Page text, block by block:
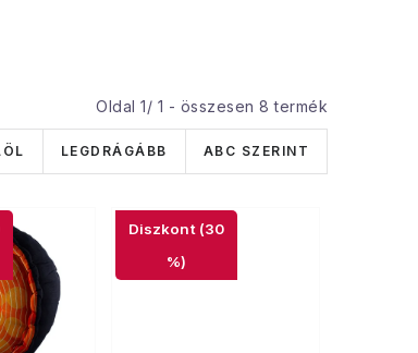
Oldal 1/ 1 - összesen 8 termék
LEGDRÁGÁBB ABC SZERINT
(30
%)